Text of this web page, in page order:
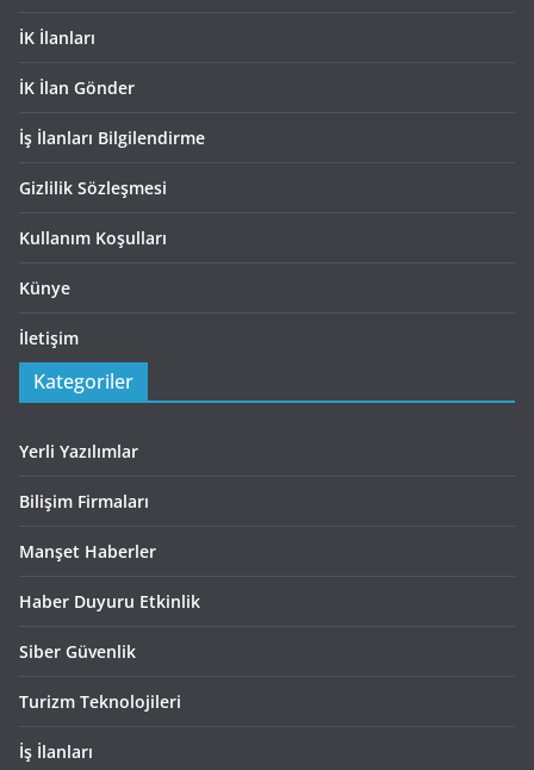
İK İlanları
İK İlan Gönder
İş İlanları Bilgilendirme
Gizlilik Sözleşmesi
Kullanım Koşulları
Künye
İletişim
Kategoriler
Yerli Yazılımlar
Bilişim Firmaları
Manşet Haberler
Haber Duyuru Etkinlik
Siber Güvenlik
Turizm Teknolojileri
İş İlanları